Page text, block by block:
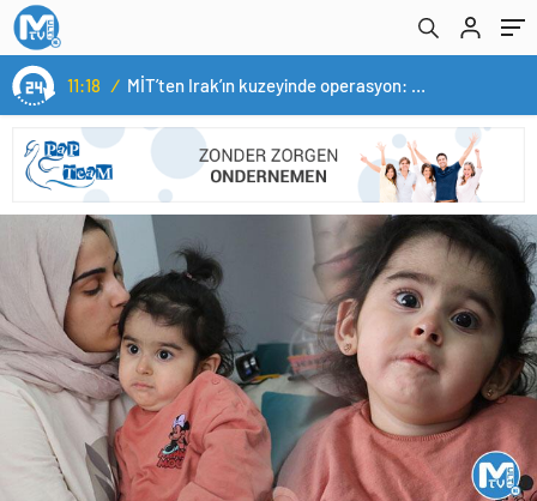
11:18 / MİT’ten Irak’ın kuzeyinde operasyon: Ramazan Güneş Türkiye’ye getirildi